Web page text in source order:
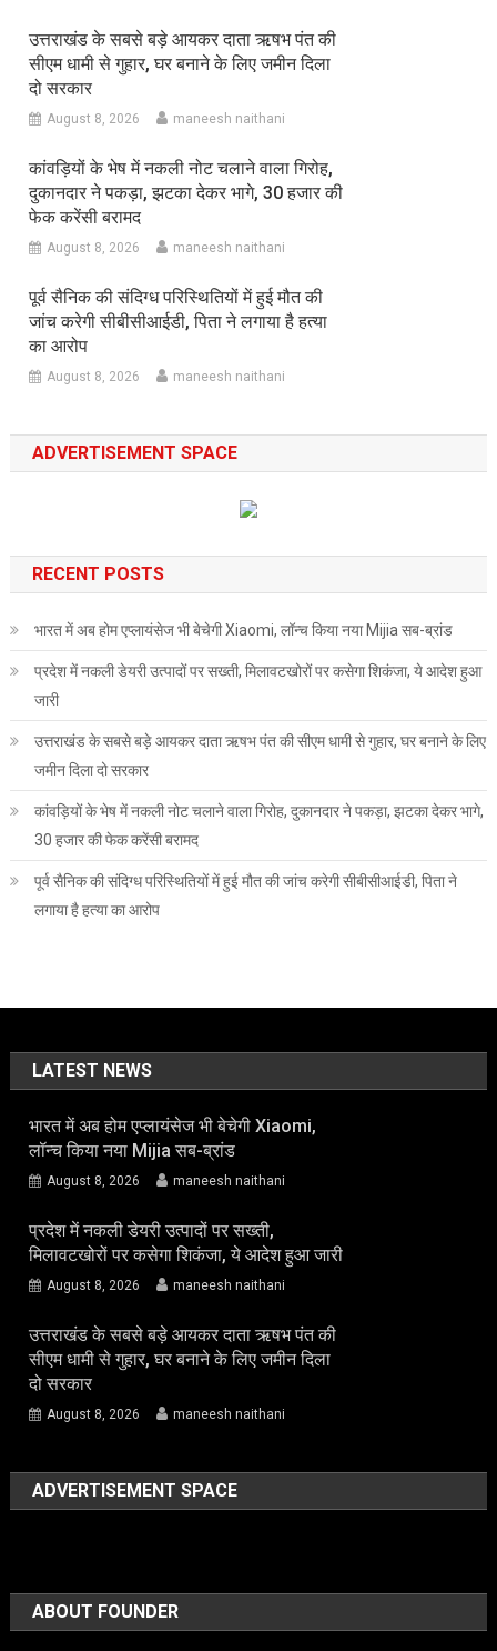
उत्तराखंड के सबसे बड़े आयकर दाता ऋषभ पंत की
सीएम धामी से गुहार, घर बनाने के लिए जमीन दिला
दो सरकार
August 8, 2026 maneesh naithani
कांवड़ियों के भेष में नकली नोट चलाने वाला गिरोह,
दुकानदार ने पकड़ा, झटका देकर भागे, 30 हजार की
फेक करेंसी बरामद
August 8, 2026 maneesh naithani
पूर्व सैनिक की संदिग्ध परिस्थितियों में हुई मौत की
जांच करेगी सीबीसीआईडी, पिता ने लगाया है हत्या
का आरोप
August 8, 2026 maneesh naithani
ADVERTISEMENT SPACE
RECENT POSTS
भारत में अब होम एप्लायंसेज भी बेचेगी Xiaomi, लॉन्च किया नया Mijia सब-ब्रांड
प्रदेश में नकली डेयरी उत्पादों पर सख्ती, मिलावटखोरों पर कसेगा शिकंजा, ये आदेश हुआ
जारी
उत्तराखंड के सबसे बड़े आयकर दाता ऋषभ पंत की सीएम धामी से गुहार, घर बनाने के लिए
जमीन दिला दो सरकार
कांवड़ियों के भेष में नकली नोट चलाने वाला गिरोह, दुकानदार ने पकड़ा, झटका देकर भागे,
30 हजार की फेक करेंसी बरामद
पूर्व सैनिक की संदिग्ध परिस्थितियों में हुई मौत की जांच करेगी सीबीसीआईडी, पिता ने
लगाया है हत्या का आरोप
LATEST NEWS
भारत में अब होम एप्लायंसेज भी बेचेगी Xiaomi,
लॉन्च किया नया Mijia सब-ब्रांड
August 8, 2026 maneesh naithani
प्रदेश में नकली डेयरी उत्पादों पर सख्ती,
मिलावटखोरों पर कसेगा शिकंजा, ये आदेश हुआ जारी
August 8, 2026 maneesh naithani
उत्तराखंड के सबसे बड़े आयकर दाता ऋषभ पंत की
सीएम धामी से गुहार, घर बनाने के लिए जमीन दिला
दो सरकार
August 8, 2026 maneesh naithani
ADVERTISEMENT SPACE
ABOUT FOUNDER